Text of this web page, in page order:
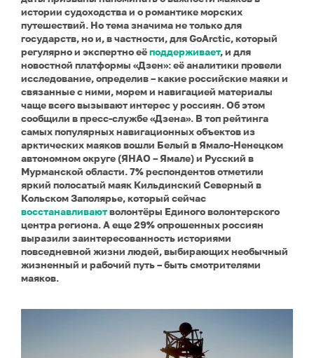
истории судоходства и о романтике морских
путешествий. Но тема значима не только для
государств, но и, в частности, для GoArctic, который
регулярно и экспертно еёподдерживает, и для
новостной платформы «Дзен»: её аналитики провели
исследование, определив – какие российские маяки и
связанные с ними, морем и навигацией материалы
чаще всего вызывают интерес у россиян. Об этом
сообщили в пресс-службе«Дзена». В топ рейтинга
самых популярных навигационных объектов из
арктических маяков вошли Белый в Ямало-Ненецком
автономном округе (ЯНАО – Ямале) и Русский в
Мурманской области. 7% респондентов отметили
яркий полосатый маяк Кильдинский Северный в
Кольском Заполярье, который сейчас
восстанавливаютволонтёры Единого волонтерского
центра региона. А еще 29% опрошенных россиян
выразили заинтересованность историями
повседневной жизни людей, выбирающих необычный
жизненный и рабочий путь – быть смотрителями
маяков.